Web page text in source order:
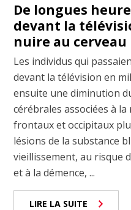
De longues
devant la
nuire au cerveau
Les individus qui
devant la télévision en
ensuite une diminution
cérébrales associées à
frontaux et occipitaux
lésions de la substance
vieillissement, au risque
et à la démence, ...
LIRE LA SUITE